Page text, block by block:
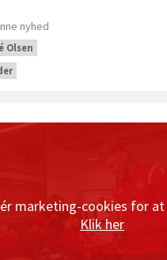
nyhed
Olsen
marketing-cookies for at
Klik her